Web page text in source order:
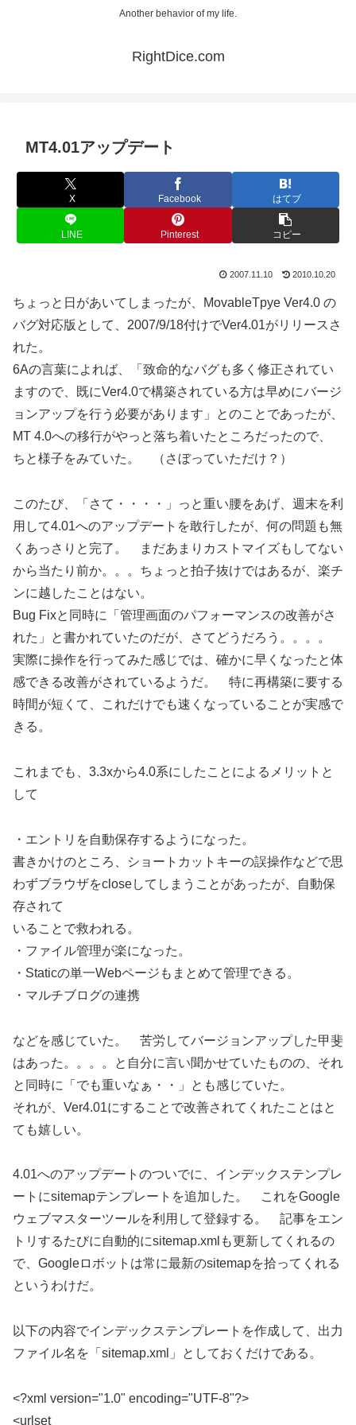
Another behavior of my life.
RightDice.com
MT4.01アップデート
X Facebook はてブ
LINE Pinterest コピー
2007.11.10 2010.10.20
ちょっと日があいてしまったが、MovableTpye Ver4.0 の
バグ対応版として、2007/9/18付けでVer4.01がリリースさ
れた。
6Aの言葉によれば、「致命的なバグも多く修正されてい
ますので、既にVer4.0で構築されている方は早めにバージ
ョンアップを行う必要があります」とのことであったが、
MT 4.0への移行がやっと落ち着いたところだったので、
ちと様子をみていた。 （さぼっていただけ？）
このたび、「さて・・・・」っと重い腰をあげ、週末を利
用して4.01へのアップデートを敢行したが、何の問題も無
くあっさりと完了。 まだあまりカストマイズもしてない
から当たり前か。。。ちょっと拍子抜けではあるが、楽チ
ンに越したことはない。
Bug Fixと同時に「管理画面のパフォーマンスの改善がさ
れた」と書かれていたのだが、さてどうだろう。。。。
実際に操作を行ってみた感じでは、確かに早くなったと体
感できる改善がされているようだ。 特に再構築に要する
時間が短くて、これだけでも速くなっていることが実感で
きる。
これまでも、3.3xから4.0系にしたことによるメリットと
して
・エントリを自動保存するようになった。
書きかけのところ、ショートカットキーの誤操作などで思
わずブラウザをcloseしてしまうことがあったが、自動保
存されて
いることで救われる。
・ファイル管理が楽になった。
・Staticの単一Webページもまとめて管理できる。
・マルチブログの連携
などを感じていた。 苦労してバージョンアップした甲斐
はあった。。。。と自分に言い聞かせていたものの、それ
と同時に「でも重いなぁ・・」とも感じていた。
それが、Ver4.01にすることで改善されてくれたことはと
ても嬉しい。
4.01へのアップデートのついでに、インデックステンプレ
ートにsitemapテンプレートを追加した。 これをGoogle
ウェブマスターツールを利用して登録する。 記事をエン
トリするたびに自動的にsitemap.xmlも更新してくれるの
で、Googleロボットは常に最新のsitemapを拾ってくれる
というわけだ。
以下の内容でインデックステンプレートを作成して、出力
ファイル名を「sitemap.xml」としておくだけである。
<?xml version="1.0" encoding="UTF-8"?>
<urlset